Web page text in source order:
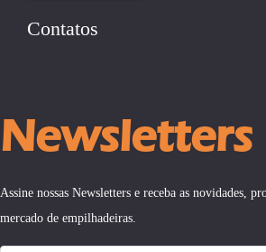
Contatos
Newsletters
Assine nossas Newsletters e receba as novidades,
mercado de empilhadeiras.